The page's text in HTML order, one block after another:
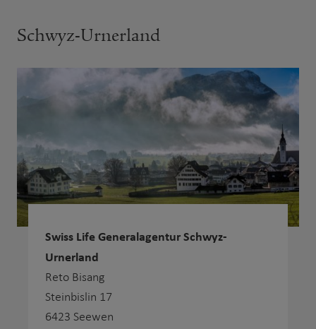
Schwyz-Urnerland
Swiss Life Generalagentur Schwyz-
Urnerland
Reto Bisang
Steinbislin 17
6423 Seewen